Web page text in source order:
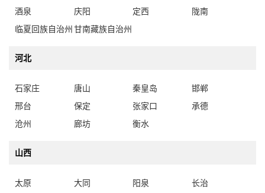
酒泉
庆阳 定西
陇南
临夏回族自治州甘南藏族自治州
河北
石家庄 唐山 秦皇岛
邯郸
邢台
保定 张家口
承德
沧州
廊坊 衡水
山西
太原 大同 阳泉
长治